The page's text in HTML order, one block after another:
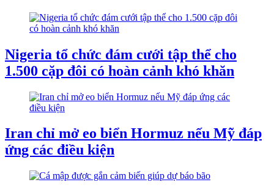
Nigeria tổ chức đám cưới tập thể cho
1.500 cặp đôi có hoàn cảnh khó khăn
Iran chỉ mở eo biển Hormuz nếu Mỹ đáp
ứng các điều kiện